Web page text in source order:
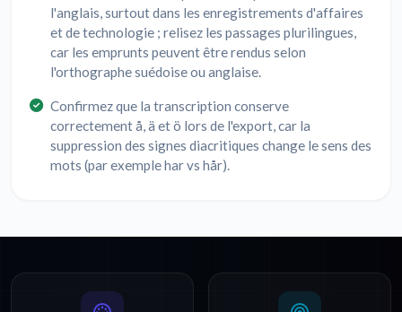
l'anglais, surtout dans les enregistrements d'affaires
et de technologie ; relisez les passages plurilingues,
car les emprunts peuvent être rendus selon
l'orthographe suédoise ou anglaise.
Confirmez que la transcription conserve
correctement å, ä et ö lors de l'export, car la
suppression des signes diacritiques change le sens des
mots (par exemple har vs hår).